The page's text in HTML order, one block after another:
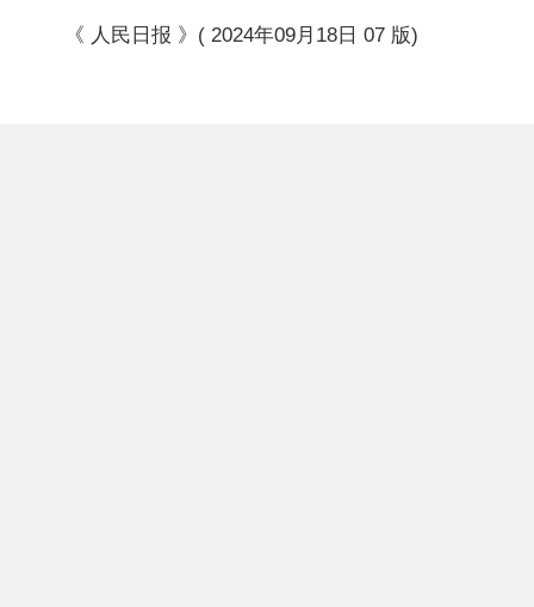
《 人民日报 》( 2024年09月18日 07 版)